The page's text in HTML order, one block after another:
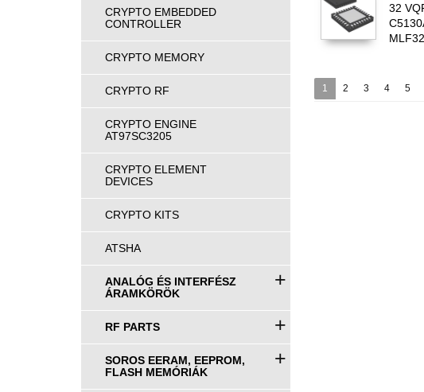
CRYPTO EMBEDDED
CONTROLLER
CRYPTO MEMORY
CRYPTO RF
CRYPTO ENGINE
AT97SC3205
CRYPTO ELEMENT
DEVICES
CRYPTO KITS
ATSHA
ANALÓG ÉS INTERFÉSZ
ÁRAMKÖRÖK
+
RF PARTS +
SOROS EERAM, EEPROM,
FLASH MEMÓRIÁK
+
32
1 2 3 4 5